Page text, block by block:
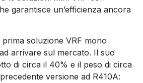
garantisce un’efficienza ancora
soluzione VRF mono
arrivare sul mercato. Il suo
di circa il 40% e il peso di circa
versione ad R410A: